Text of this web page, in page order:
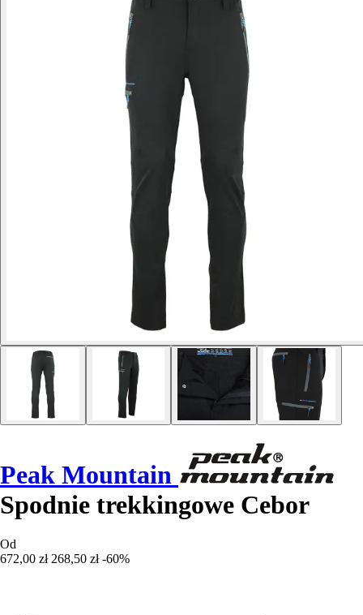
Peak Mountain
Spodnie trekkingowe Cebor
Od
672,00 zł 268,50 zł -60%